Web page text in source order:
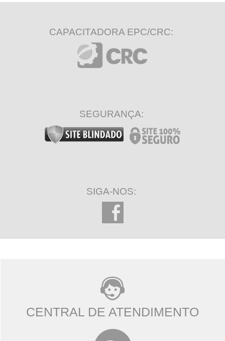
CAPACITADORA EPC/CRC:
SEGURANÇA:
SIGA-NOS:
CENTRAL DE ATENDIMENTO